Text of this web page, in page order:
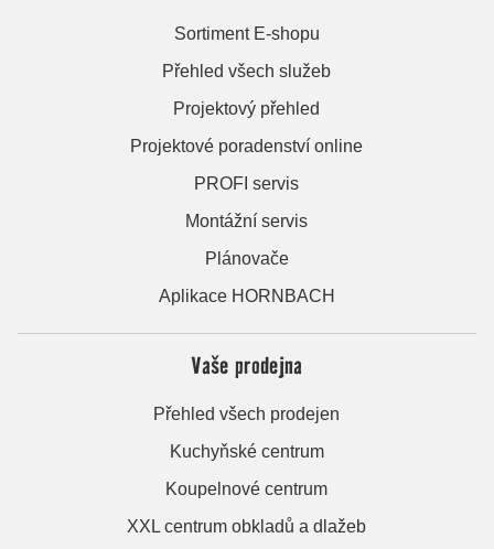
Sortiment E-shopu
Přehled všech služeb
Projektový přehled
Projektové poradenství online
PROFI servis
Montážní servis
Plánovače
Aplikace HORNBACH
Vaše prodejna
Přehled všech prodejen
Kuchyňské centrum
Koupelnové centrum
XXL centrum obkladů a dlažeb